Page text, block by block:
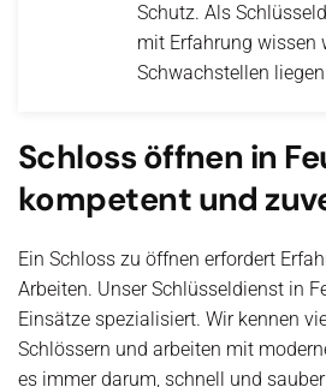
Schutz. Als
mit Erfahrung wissen
Schwachstellen liegen
Schloss öffnen in
kompetent und
Ein Schloss zu öffnen erfordert
Arbeiten. Unser Schlüsseldienst in
Einsätze spezialisiert. Wir kennen
Schlössern und arbeiten mit
es immer darum, schnell und